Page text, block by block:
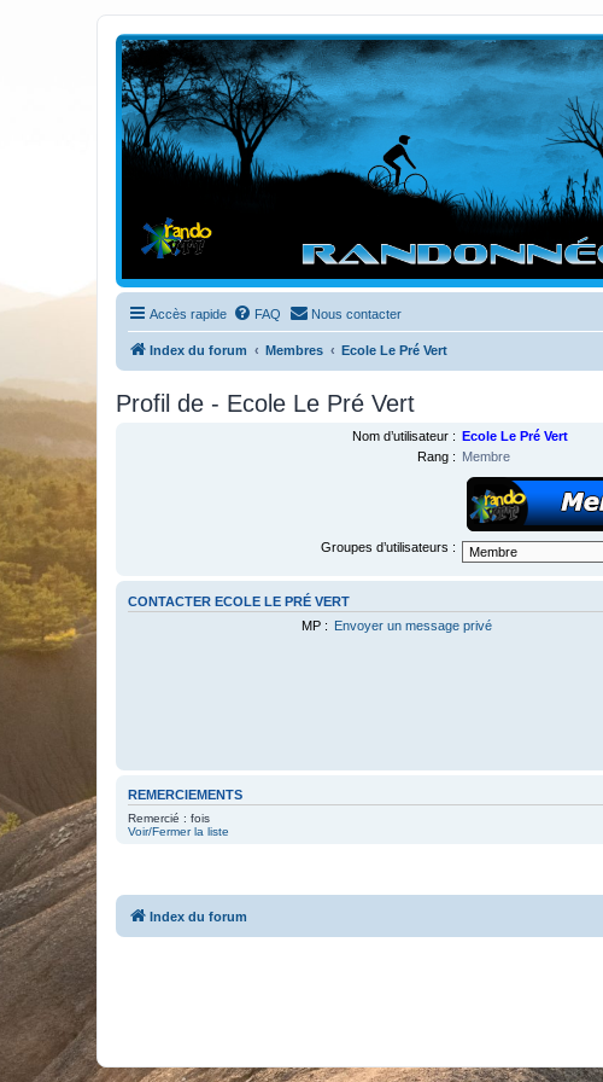
Randovttfree.fr
Bienvenue sur le site des randos vtt et pédestre de Bretagne . Bonne navigation
Accès rapide FAQ Nous contacter
Index du forum Membres Ecole Le Pré Vert
Profil de - Ecole Le Pré Vert
Nom d’utilisateur :
Ecole Le Pré Vert
Rang : Membre
Groupes d’utilisateurs :
CONTACTER ECOLE LE PRÉ VERT
MP : Envoyer un message privé
REMERCIEMENTS
Remercié : fois
Voir/Fermer la liste
Index du forum